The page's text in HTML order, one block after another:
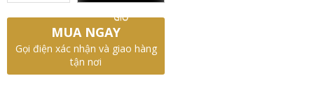
GIỎ
MUA NGAY
Gọi điện xác nhận và giao hàng
tận nơi